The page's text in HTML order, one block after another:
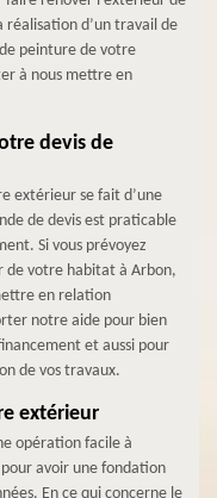
réalisation d’un travail de
peinture de votre
à nous mettre en
devis de
extérieur se fait d’une
de devis est praticable
Si vous prévoyez
de votre habitat à Arbon,
en relation
notre aide pour bien
et aussi pour
de vos travaux.
extérieur
opération facile à
avoir une fondation
En ce qui concerne le